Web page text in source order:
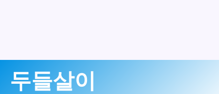
두들살이